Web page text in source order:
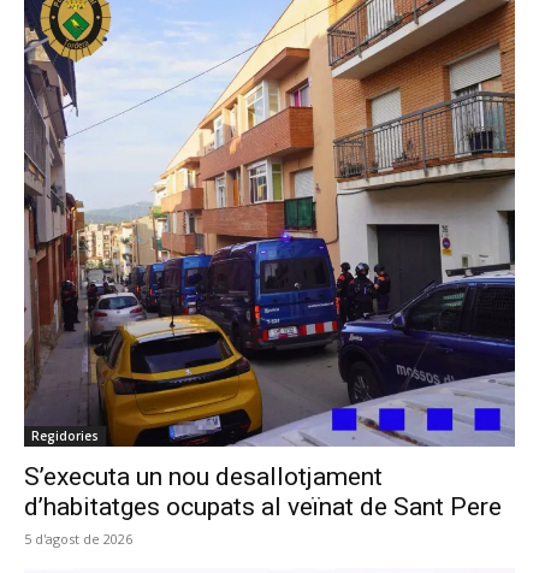
Regidories
S’executa un nou desallotjament
d’habitatges ocupats al veïnat de Sant Pere
5 d'agost de 2026